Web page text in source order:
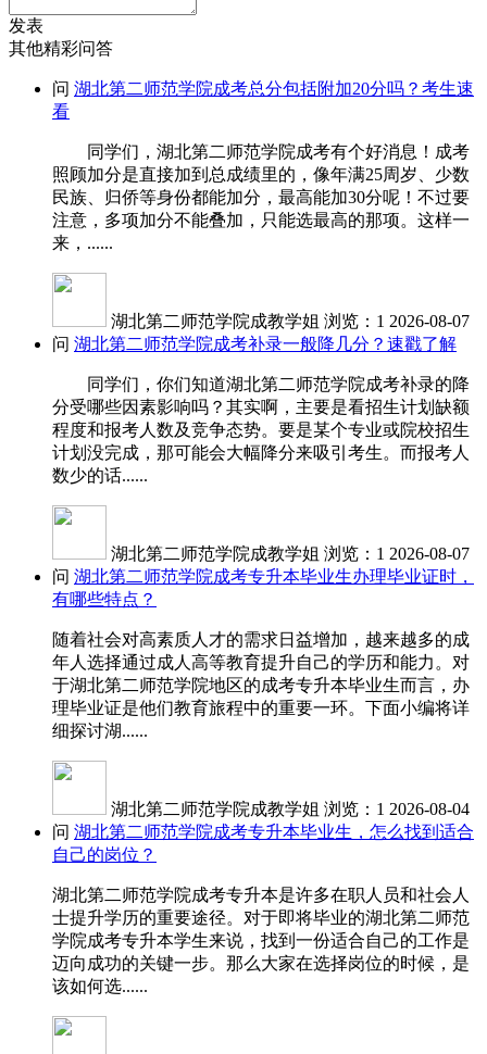
发表
其他精彩问答
问 湖北第二师范学院成考总分包括附加20分吗？考生速
看
同学们，湖北第二师范学院成考有个好消息！成考
照顾加分是直接加到总成绩里的，像年满25周岁、少数
民族、归侨等身份都能加分，最高能加30分呢！不过要
注意，多项加分不能叠加，只能选最高的那项。这样一
来，......
湖北第二师范学院成教学姐 浏览：1 2026-08-07
问 湖北第二师范学院成考补录一般降几分？速戳了解
同学们，你们知道湖北第二师范学院成考补录的降
分受哪些因素影响吗？其实啊，主要是看招生计划缺额
程度和报考人数及竞争态势。要是某个专业或院校招生
计划没完成，那可能会大幅降分来吸引考生。而报考人
数少的话......
湖北第二师范学院成教学姐 浏览：1 2026-08-07
问 湖北第二师范学院成考专升本毕业生办理毕业证时，
有哪些特点？
随着社会对高素质人才的需求日益增加，越来越多的成
年人选择通过成人高等教育提升自己的学历和能力。对
于湖北第二师范学院地区的成考专升本毕业生而言，办
理毕业证是他们教育旅程中的重要一环。下面小编将详
细探讨湖......
湖北第二师范学院成教学姐 浏览：1 2026-08-04
问 湖北第二师范学院成考专升本毕业生，怎么找到适合
自己的岗位？
湖北第二师范学院成考专升本是许多在职人员和社会人
士提升学历的重要途径。对于即将毕业的湖北第二师范
学院成考专升本学生来说，找到一份适合自己的工作是
迈向成功的关键一步。那么大家在选择岗位的时候，是
该如何选......